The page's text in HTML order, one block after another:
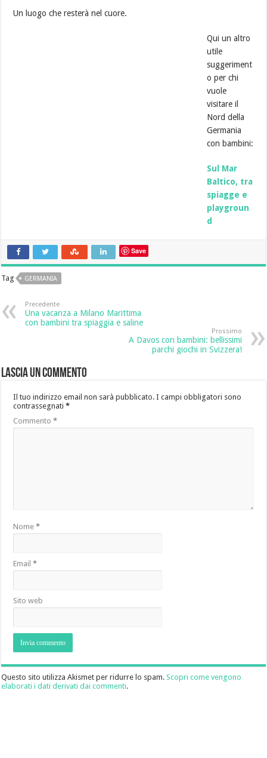
Un luogo che resterà nel cuore.
Qui un altro
utile
suggeriment
o per chi
vuole
visitare il
Nord della
Germania
con bambini:
Sul Mar
Baltico, tra
spiagge e
playgroun
d
Save
Tag GERMANIA
Precedente
Una vacanza a Milano Marittima
con bambini tra spiaggia e saline
Prossimo
A Davos con bambini: bellissimi
parchi giochi in Svizzera!
Lascia un commento
Il tuo indirizzo email non sarà pubblicato. I campi obbligatori sono
contrassegnati*
Commento*
Nome*
Email*
Sito web
Questo sito utilizza Akismet per ridurre lo spam.Scopri come vengono
elaborati i dati derivati dai commenti.